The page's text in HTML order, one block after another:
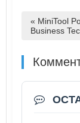
« MiniTool
Business